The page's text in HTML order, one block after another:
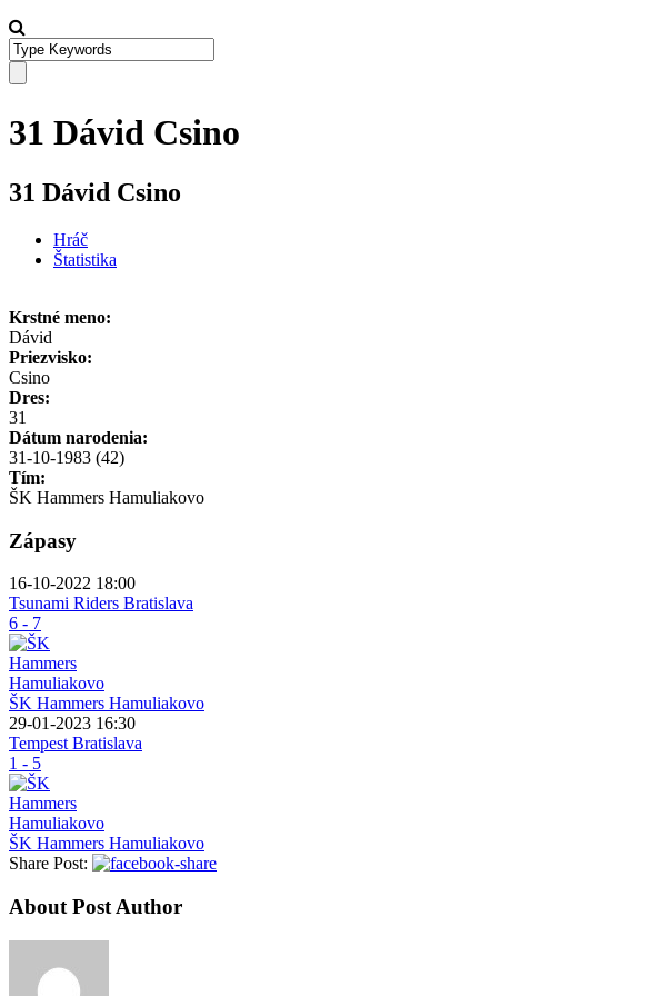
31 Dávid Csino
31 Dávid Csino
Hráč
Štatistika
Krstné meno:
Dávid
Priezvisko:
Csino
Dres:
31
Dátum narodenia:
31-10-1983 (42)
Tím:
ŠK Hammers Hamuliakovo
Zápasy
16-10-2022 18:00
Tsunami Riders Bratislava
6 - 7
ŠK Hammers Hamuliakovo
29-01-2023 16:30
Tempest Bratislava
1 - 5
ŠK Hammers Hamuliakovo
Share Post:
About Post Author